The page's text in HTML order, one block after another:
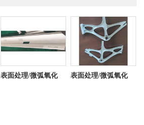
表面处理/微弧氧化 表面处理/微弧氧化